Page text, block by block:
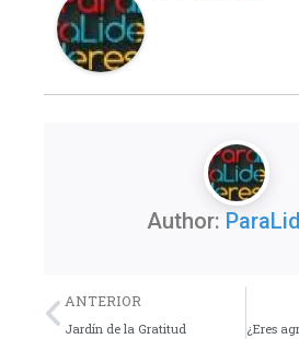
Author:
Previo
ANTERIOR
Jardín de la Gratitud